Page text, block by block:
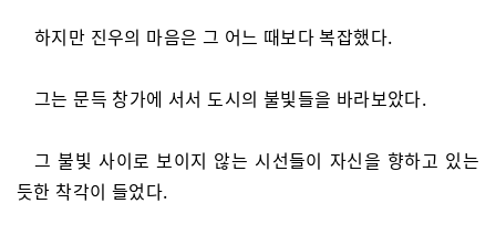
하지만 진우의 마음은 그 어느 때보다 복잡했다.
그는 문득 창가에 서서 도시의 불빛들을 바라보았다.
그 불빛 사이로 보이지 않는 시선들이 자신을 향하고 있는
듯한 착각이 들었다.